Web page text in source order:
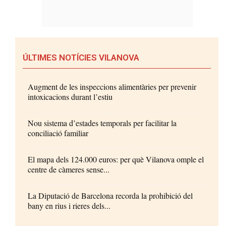
ÚLTIMES NOTÍCIES VILANOVA
Augment de les inspeccions alimentàries per prevenir
intoxicacions durant l’estiu
Nou sistema d’estades temporals per facilitar la
conciliació familiar
El mapa dels 124.000 euros: per què Vilanova omple el
centre de càmeres sense...
La Diputació de Barcelona recorda la prohibició del
bany en rius i rieres dels...